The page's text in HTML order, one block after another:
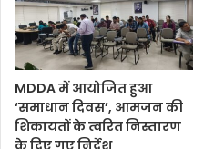
MDDA में आयोजित हुआ
‘समाधान दिवस’, आमजन की
शिकायतों के त्वरित निस्तारण